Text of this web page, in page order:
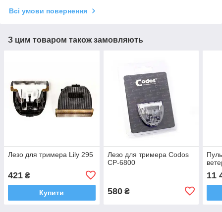
Всі умови повернення
З цим товаром також замовляють
Лезо для тримера Lily 295
421 ₴
Купити
Лезо для тримера Codos
CP-6800
580₴
11